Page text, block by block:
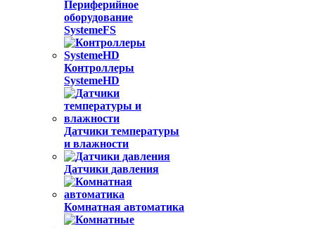
Периферийное
оборудование
SystemeFS
Контроллеры
SystemeHD
Датчики температуры
и влажности
Датчики давления
Комнатная автоматика